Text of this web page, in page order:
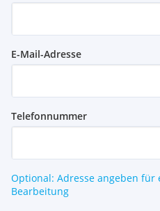
E-Mail-Adresse
Telefonnummer
Optional: Adresse angeben für
Bearbeitung